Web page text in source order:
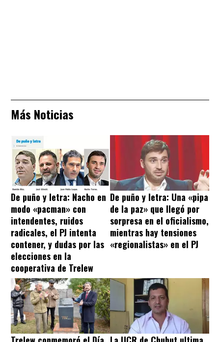
Más Noticias
De puño y letra: Nacho en
modo «pacman» con
intendentes, ruidos
radicales, el PJ intenta
contener, y dudas por las
elecciones en la
cooperativa de Trelew
De puño y letra: Una «pipa
de la paz» que llegó por
sorpresa en el oficialismo,
mientras hay tensiones
«regionalistas» en el PJ